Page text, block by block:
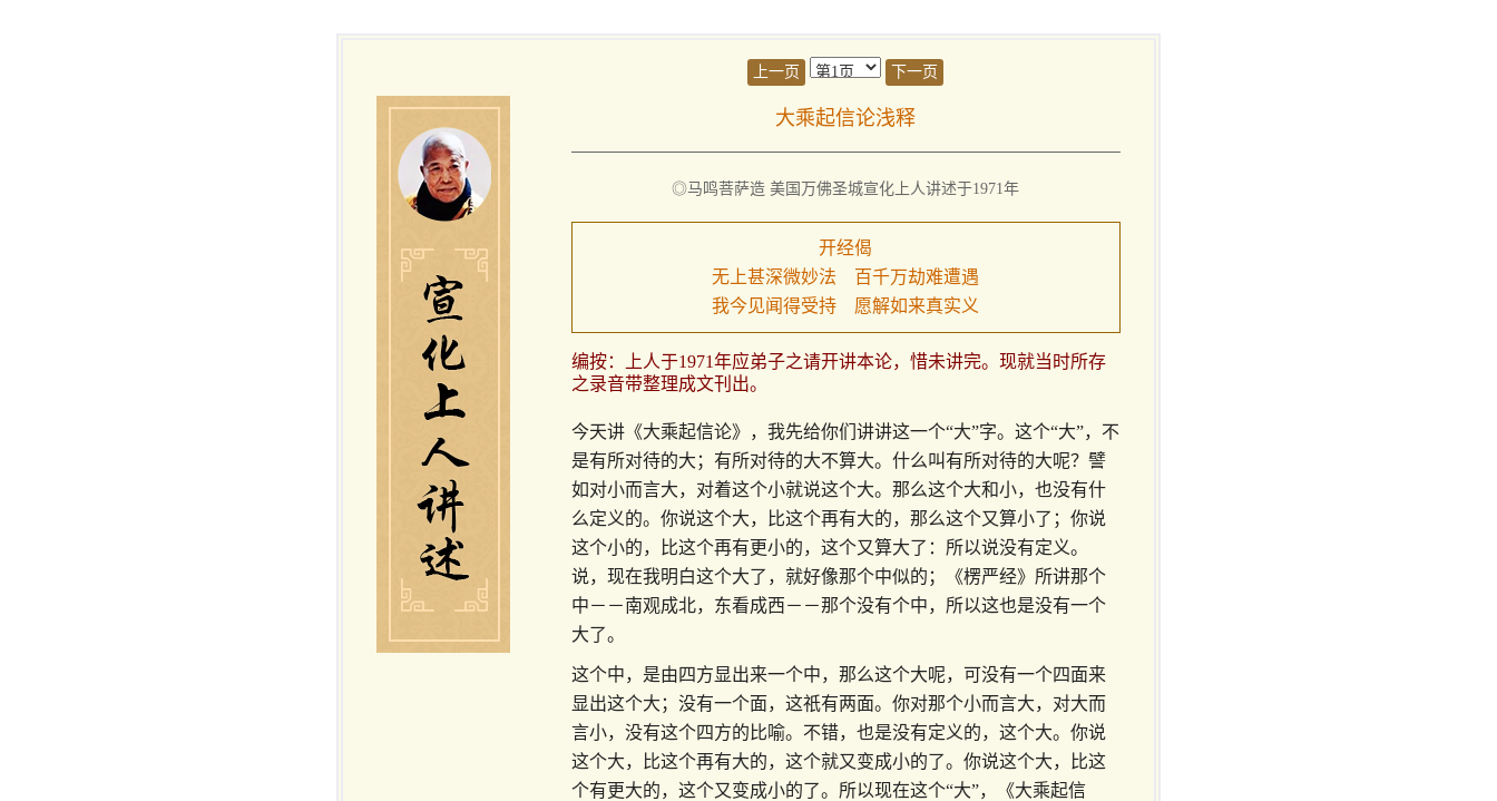
上一页 下一页
大乘起信论浅释
◎马鸣菩萨造 美国万佛圣城宣化上人讲述于1971年
开经偈
无上甚深微妙法 百千万劫难遭遇
我今见闻得受持 愿解如来真实义
编按：上人于1971年应弟子之请开讲本论，惜未讲完。现就当时所存
之录音带整理成文刊出。
今天讲《大乘起信论》，我先给你们讲讲这一个“大”字。这个“大”，不
是有所对待的大；有所对待的大不算大。什么叫有所对待的大呢？譬
如对小而言大，对着这个小就说这个大。那么这个大和小，也没有什
么定义的。你说这个大，比这个再有大的，那么这个又算小了；你说
这个小的，比这个再有更小的，这个又算大了：所以说没有定义。
说，现在我明白这个大了，就好像那个中似的；《楞严经》所讲那个
中－－南观成北，东看成西－－那个没有个中，所以这也是没有一个
大了。
这个中，是由四方显出来一个中，那么这个大呢，可没有一个四面来
显出这个大；没有一个面，这祇有两面。你对那个小而言大，对大而
言小，没有这个四方的比喻。不错，也是没有定义的，这个大。你说
这个大，比这个再有大的，这个就又变成小的了。你说这个大，比这
个有更大的，这个又变成小的了。所以现在这个“大”，《大乘起信